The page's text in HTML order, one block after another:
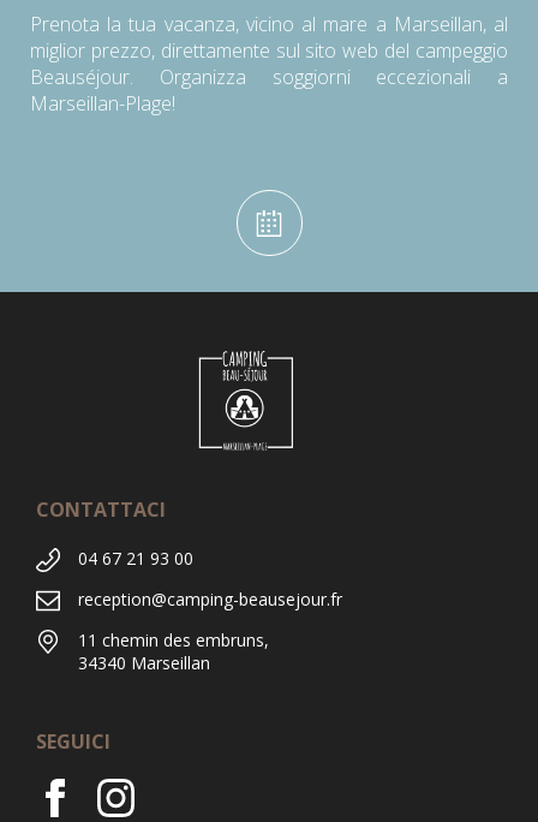
Prenota la tua vacanza, vicino al mare a Marseillan, al
miglior prezzo, direttamente sul sito web del campeggio
Beauséjour. Organizza soggiorni eccezionali a
Marseillan-Plage!
CONTATTACI
04 67 21 93 00
reception@camping-beausejour.fr
11 chemin des embruns,
34340 Marseillan
SEGUICI